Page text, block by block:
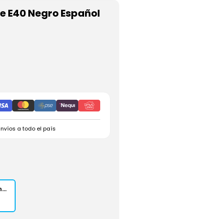
E40 Negro Español
a todo el país
Teclado Lenovo Thinkpad Edge E40 Negro Español OEM